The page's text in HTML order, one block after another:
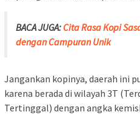
BACA JUGA: Cita Rasa Kopi
dengan Campuran Unik
Jangankan kopinya, daerah ini
karena berada di wilayah 3T
Tertinggal) dengan angka